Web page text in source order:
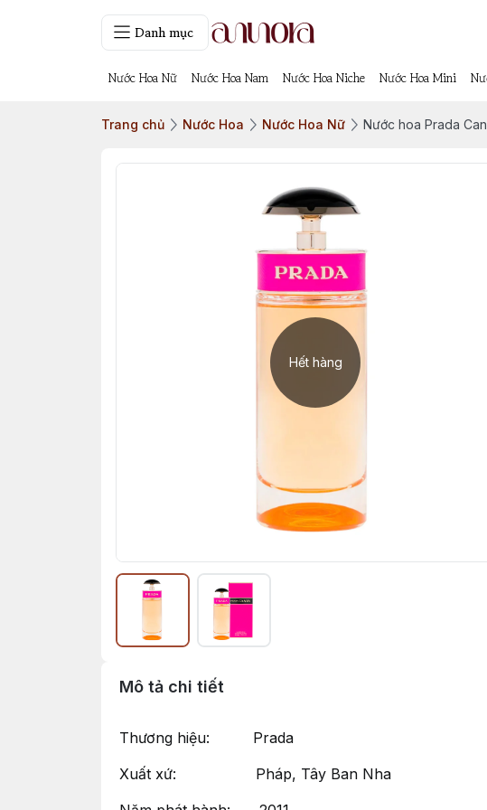
Danh mục
Nước Hoa Nữ Nước Hoa Nam Nước Hoa Niche Nước Hoa Mini
Trang chủ Nước Hoa Nước Hoa Nữ Nước hoa Prada
Hết hàng
Mô tả chi tiết
Thương hiệu: Prada
Xuất xứ: Pháp, Tây Ban Nha